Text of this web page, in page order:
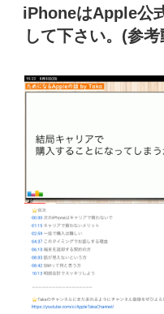
稿
日:
iPhoneはApple公
して下さい。(参考